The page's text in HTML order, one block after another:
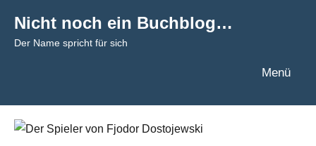
Inhalt
springen
Nicht noch ein Buchblog…
Der Name spricht für sich
Menü